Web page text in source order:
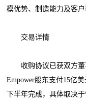
模优势、制造能力及客
交易详情
收购协议已获双方董
Empower股东支付15亿
下半年完成，具体取决